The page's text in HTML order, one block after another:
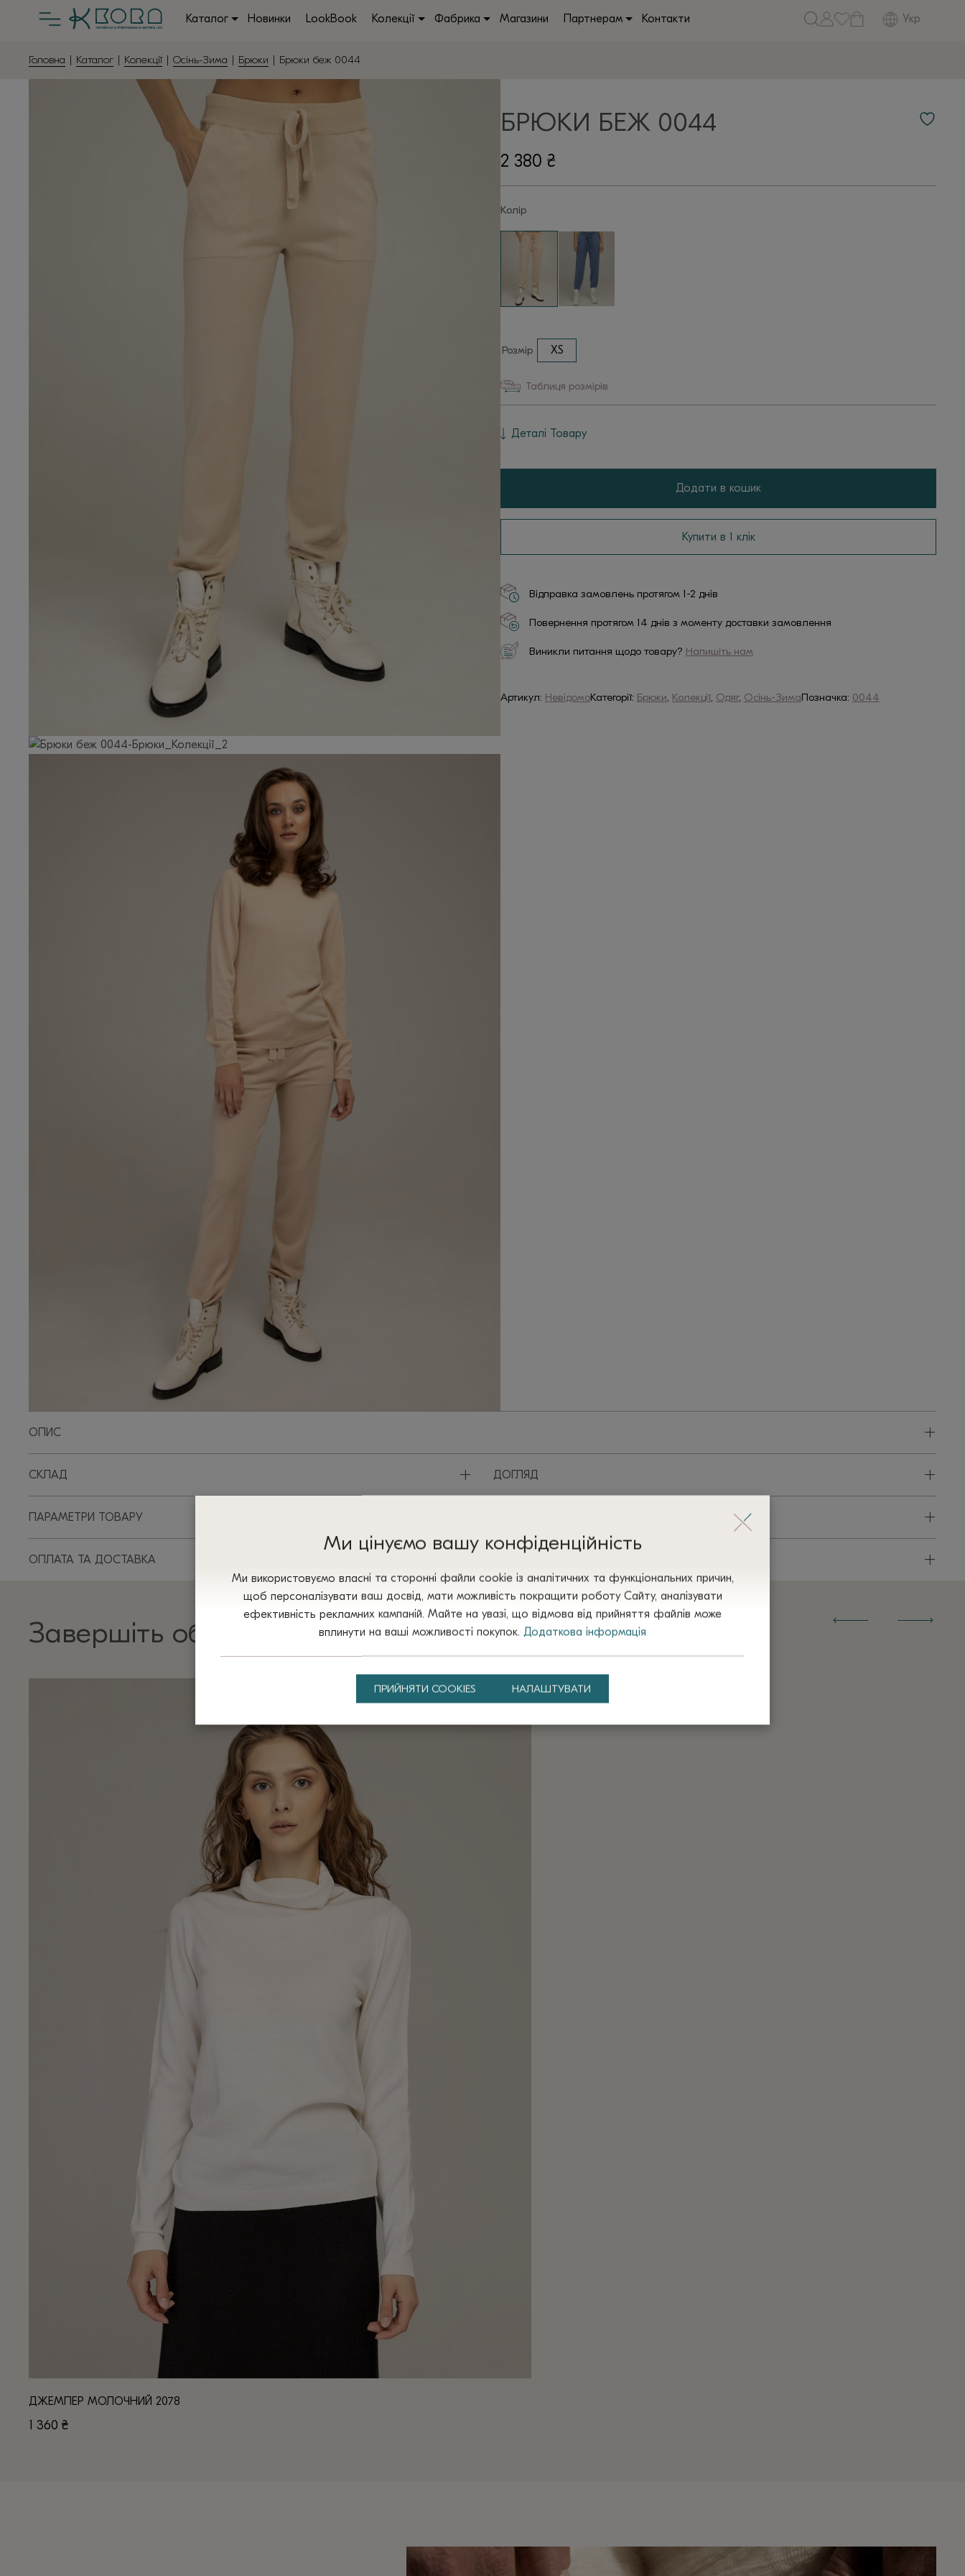
Каталог Новинки LookBook Колекції Фабрика Магазини Партнерам Контакти Укр
Головна | Каталог | Колекції | Осінь-Зима | Брюки | Брюки беж 0044
БРЮКИ БЕЖ 0044
2 380 ₴
Колір
Розмір XS
Таблиця розмірів
Деталі Товару
Додати в кошик
Купити в 1 клік
Відправка замовлень протягом 1-2 днів
Повернення протягом 14 днів з моменту доставки замовлення
Виникли питання щодо товару? Напишіть нам
Артикул: НевідомоКатегорії: Брюки, Колекції, Одяг, Осінь-ЗимаПозначка: 0044
ОПИС +
СКЛАД + ДОГЛЯД +
ПАРАМЕТРИ ТОВАРУ +
ОПЛАТА ТА ДОСТАВКА + +
Завершіть образ
ДЖЕМПЕР МОЛОЧНИЙ 2078
1 360 ₴
Ми цінуємо вашу конфіденційність
Ми використовуємо власні та сторонні файли сооkіе із аналітичних та функціональних причин,
щоб персоналізувати ваш досвід, мати можливість покращити роботу Сайту, аналізувати
ефективність рекламних кампаній. Майте на увазі, що відмова від прийняття файлів може
вплинути на ваші можливості покупок. Додаткова інформація
ПРИЙНЯТИ COOKIES НАЛАШТУВАТИ